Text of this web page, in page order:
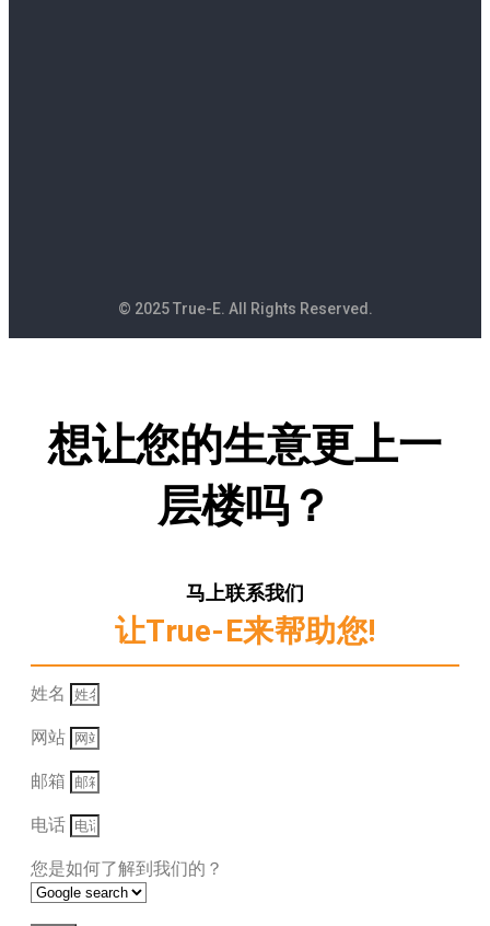
© 2025 True-E. All Rights Reserved.
想让您的生意更上一
层楼吗？
马上联系我们
让True-E来帮助您!
姓名
网站
邮箱
电话
您是如何了解到我们的？